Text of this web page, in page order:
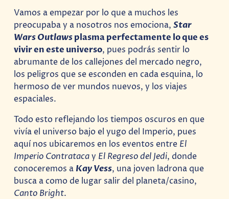
Vamos a empezar por lo que a muchos les
preocupaba y a nosotros nos emociona,Star
Wars Outlawsplasma perfectamente lo que es
vivir en este universo, pues podrás sentir lo
abrumante de los callejones del mercado negro,
los peligros que se esconden en cada esquina, lo
hermoso de ver mundos nuevos, y los viajes
espaciales.
Todo esto reflejando los tiempos oscuros en que
vivía el universo bajo el yugo del Imperio, pues
aquí nos ubicaremos en los eventos entre El
Imperio Contratacay El Regreso del Jedi, donde
conoceremos a Kay Vess, una joven ladrona que
busca a como de lugar salir del planeta/casino,
Canto Bright.